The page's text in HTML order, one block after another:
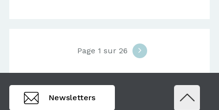
Page 1 sur 26
Newsletters